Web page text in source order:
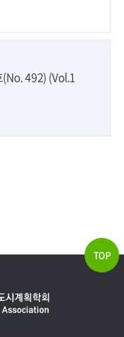
492) (Vol.1
TOP